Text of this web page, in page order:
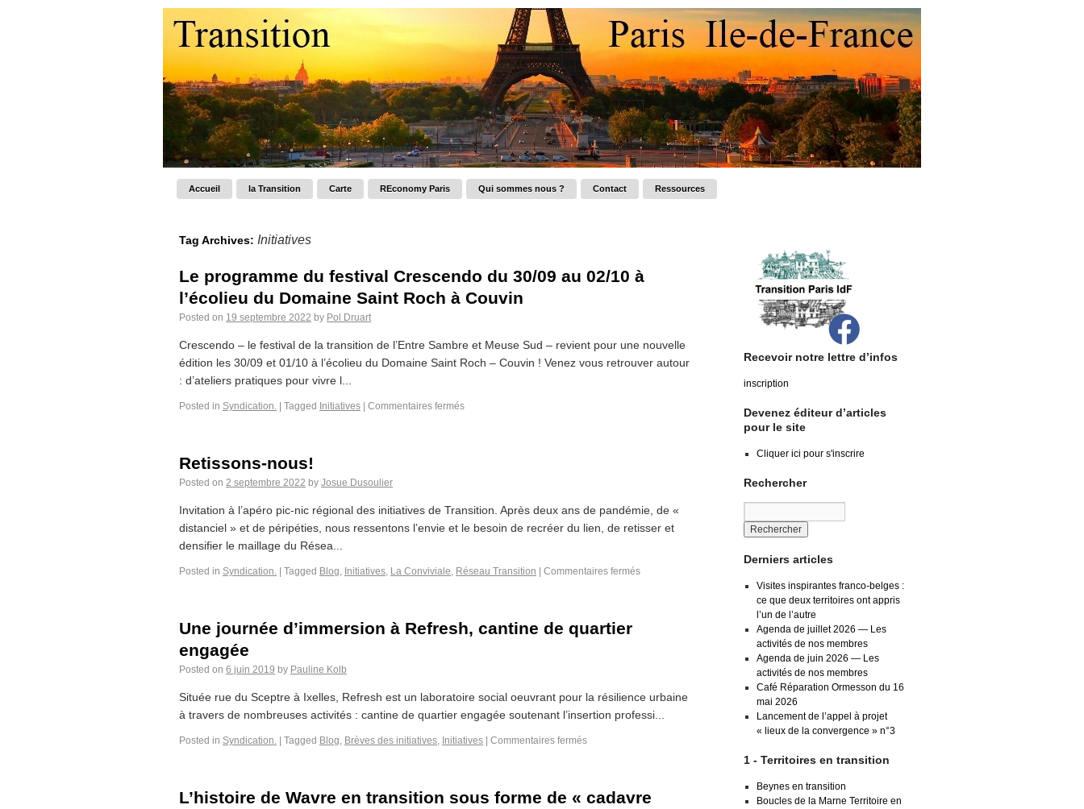
Accueil la Transition Carte REconomy Paris Qui sommes nous ? Contact Ressources
Tag Archives: Initiatives
Le programme du festival Crescendo du 30/09 au 02/10 à
l’écolieu du Domaine Saint Roch à Couvin
Posted on 19 septembre 2022 by Pol Druart
Crescendo – le festival de la transition de l’Entre Sambre et Meuse Sud – revient pour une nouvelle
édition les 30/09 et 01/10 à l’écolieu du Domaine Saint Roch – Couvin ! Venez vous retrouver autour
: d’ateliers pratiques pour vivre l...
Posted in Syndication. Tagged Initiatives Commentaires fermés
Retissons-nous!
Posted on 2 septembre 2022 by Josue Dusoulier
Invitation à l’apéro pic-nic régional des initiatives de Transition. Après deux ans de pandémie, de «
distanciel » et de péripéties, nous ressentons l’envie et le besoin de recréer du lien, de retisser et
densifier le maillage du Résea...
Posted in Syndication. Tagged Blog, Initiatives, La Conviviale, Réseau Transition Commentaires fermés
Une journée d’immersion à Refresh, cantine de quartier
engagée
Posted on 6 juin 2019 by Pauline Kolb
Située rue du Sceptre à Ixelles, Refresh est un laboratoire social oeuvrant pour la résilience urbaine
à travers de nombreuses activités : cantine de quartier engagée soutenant l’insertion professi...
Posted in Syndication. Tagged Blog, Brèves des initiatives, Initiatives Commentaires fermés
L’histoire de Wavre en transition sous forme de « cadavre
Recevoir notre lettre d’infos
inscription
Devenez éditeur d’articles
pour le site
Cliquer ici pour s'inscrire
Rechercher
Derniers articles
Visites inspirantes franco-belges :
ce que deux territoires ont appris
l’un de l’autre
Agenda de juillet 2026 — Les
activités de nos membres
Agenda de juin 2026 — Les
activités de nos membres
Café Réparation Ormesson du 16
mai 2026
Lancement de l’appel à projet
« lieux de la convergence » n°3
1 - Territoires en transition
Beynes en transition
Boucles de la Marne Territoire en